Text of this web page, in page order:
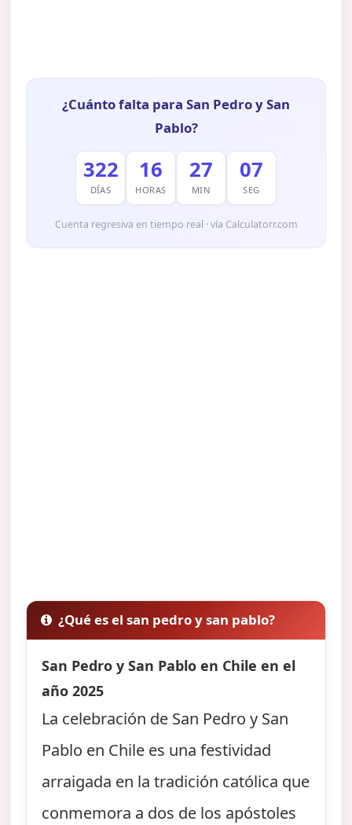
¿Cuánto falta para San Pedro y San
Pablo?
322
DÍAS
16
HORAS
27
MIN
06
SEG
Cuenta regresiva en tiempo real · vía Calculatorr.com
¿Qué es el san pedro y san pablo?
San Pedro y San Pablo en Chile en el
año 2025
La celebración de San Pedro y San
Pablo en Chile es una festividad
arraigada en la tradición católica que
conmemora a dos de los apóstoles